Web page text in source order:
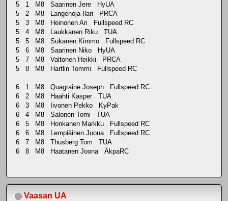
5 1 M8 Saarinen Jere HyUA
5 2 M8 Langenoja Ilari PRCA
5 3 M8 Heinonen Ari Fullspeed RC
5 4 M8 Laukkanen Riku TUA
5 5 M8 Sukanen Kimmo Fullspeed RC
5 6 M8 Saarinen Niko HyUA
5 7 M8 Valtonen Heikki PRCA
5 8 M8 Hartlin Tommi Fullspeed RC
6 1 M8 Quagraine Joseph Fullspeed RC
6 2 M8 Haahti Kasper TUA
6 3 M8 Iivonen Pekko KyPak
6 4 M8 Salonen Tomi TUA
6 5 M8 Honkanen Markku Fullspeed RC
6 6 M8 Lempiäinen Joona Fullspeed RC
6 7 M8 Thusberg Tom TUA
6 8 M8 Haatanen Joona ÄkpaRC
Vaasan UA